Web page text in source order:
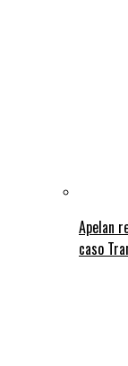
Apelan
caso